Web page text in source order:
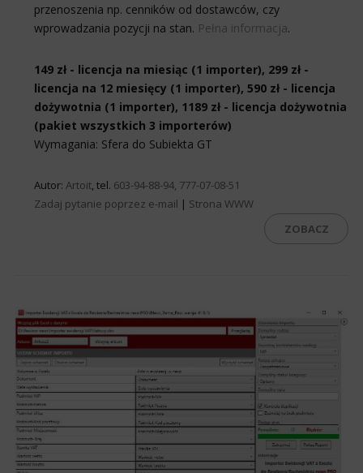
przenoszenia np. cenników od dostawców, czy
wprowadzania pozycji na stan. Pełna informacja.
149 zł - licencja na miesiąc (1 importer), 299 zł -
licencja na 12 miesięcy (1 importer), 590 zł - licencja
dożywotnia (1 importer), 1189 zł - licencja dożywotnia
(pakiet wszystkich 3 importerów)
Wymagania: Sfera do Subiekta GT
Autor: Artoit, tel. 603-94-88-94, 777-07-08-51
Zadaj pytanie poprzez e-mail | Strona WWW
ZOBACZ